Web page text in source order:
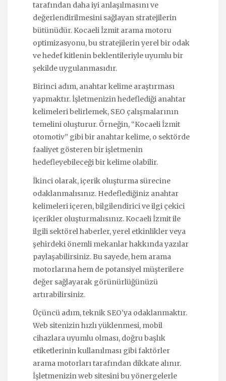
tarafından daha iyi anlaşılmasını ve
değerlendirilmesini sağlayan stratejilerin
bütünüdür. Kocaeli İzmit arama motoru
optimizasyonu, bu stratejilerin yerel bir odak
ve hedef kitlenin beklentileriyle uyumlu bir
şekilde uygulanmasıdır.
Birinci adım, anahtar kelime araştırması
yapmaktır. İşletmenizin hedeflediği anahtar
kelimeleri belirlemek, SEO çalışmalarının
temelini oluşturur. Örneğin, “Kocaeli İzmit
otomotiv” gibi bir anahtar kelime, o sektörde
faaliyet gösteren bir işletmenin
hedefleyebileceği bir kelime olabilir.
İkinci olarak, içerik oluşturma sürecine
odaklanmalısınız. Hedeflediğiniz anahtar
kelimeleri içeren, bilgilendirici ve ilgi çekici
içerikler oluşturmalısınız. Kocaeli İzmit ile
ilgili sektörel haberler, yerel etkinlikler veya
şehirdeki önemli mekanlar hakkında yazılar
paylaşabilirsiniz. Bu sayede, hem arama
motorlarına hem de potansiyel müşterilere
değer sağlayarak görünürlüğünüzü
artırabilirsiniz.
Üçüncü adım, teknik SEO'ya odaklanmaktır.
Web sitenizin hızlı yüklenmesi, mobil
cihazlara uyumlu olması, doğru başlık
etiketlerinin kullanılması gibi faktörler
arama motorları tarafından dikkate alınır.
İşletmenizin web sitesini bu yönergelerle